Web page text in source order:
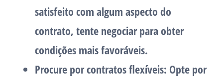
satisfeito com algum aspecto do
contrato, tente negociar para obter
condições mais favoráveis.
Procure por contratos flexíveis: Opte por